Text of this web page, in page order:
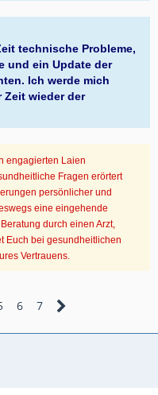
technische Probleme,
und ein Update der
Ich werde mich
Zeit wieder der
engagierten Laien
Fragen erörtert
persönlicher und
eine eingehende
durch einen Arzt,
Euch bei gesundheitlichen
Vertrauens.
6 7